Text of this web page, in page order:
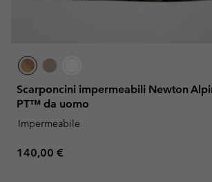
Scarponcini impermeabili Newton
PT™ da uomo
Impermeabile
Regular price:
140,00 €